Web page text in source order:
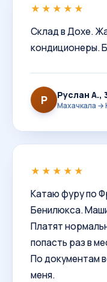
★★★★★
Склад в Дохе.
кондиционеры.
Р Руслан А.,
Махачкала →
★★★★★
Катаю фуру по
Бенилюкса.
Платят
попасть раз в
По документам
меня.